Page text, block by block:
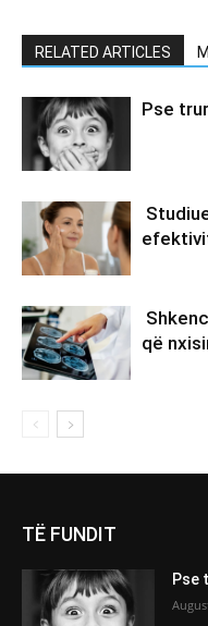
RELATED ARTICLES
Pse
që
TË FUNDIT
Pse